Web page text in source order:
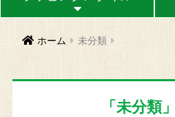
ホーム 未分類
「 未分類